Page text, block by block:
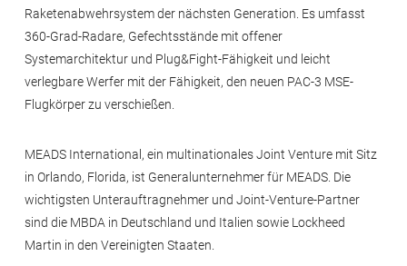
Raketenabwehrsystem der nächsten Generation. Es umfasst
360-Grad-Radare, Gefechtsstände mit offener
Systemarchitektur und Plug&Fight-Fähigkeit und leicht
verlegbare Werfer mit der Fähigkeit, den neuen PAC-3 MSE-
Flugkörper zu verschießen.
MEADS International, ein multinationales Joint Venture mit Sitz
in Orlando, Florida, ist Generalunternehmer für MEADS. Die
wichtigsten Unterauftragnehmer und Joint-Venture-Partner
sind die MBDA in Deutschland und Italien sowie Lockheed
Martin in den Vereinigten Staaten.